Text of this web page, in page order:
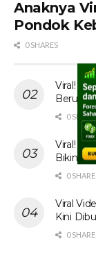
Anaknya
Pondok
0 SHARES
Viral!
0
Viral!
Bikin
0
Viral
Kini
0